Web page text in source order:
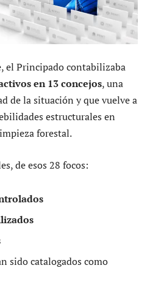
el Principado contabilizaba
en 13 concejos, una
de la situación y que vuelve a
estructurales en
forestal.
de esos 28 focos:
sido catalogados como